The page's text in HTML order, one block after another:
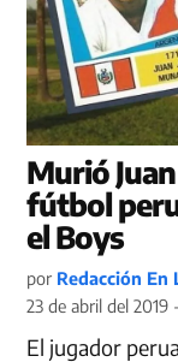
Murió
fútbol
el Boys
por Redacción En
23 de abril del 2019
El jugador